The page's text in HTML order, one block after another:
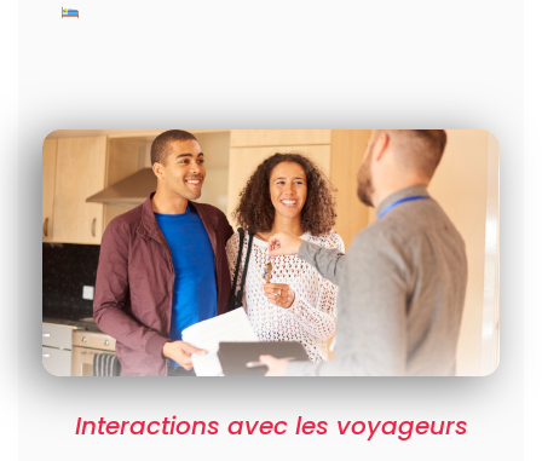
Interactions avec les voyageurs